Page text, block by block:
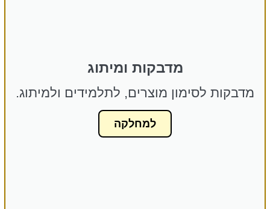
מדבקות ומיתוג
מדבקות לסימון מוצרים, לתלמידים ולמיתוג.
למחלקה